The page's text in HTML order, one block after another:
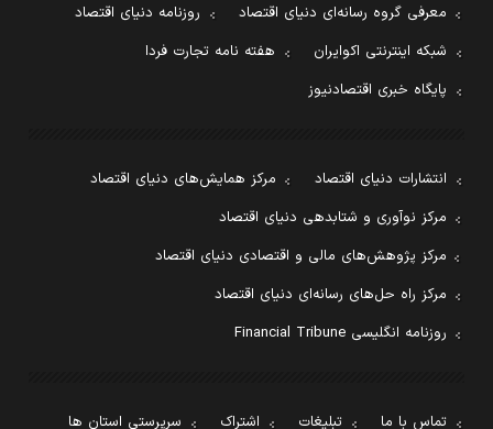
معرفی گروه رسانه‌ای دنیای اقتصاد
روزنامه دنیای اقتصاد
شبکه اینترنتی اکوایران
هفته نامه تجارت فردا
پایگاه خبری اقتصادنیوز
انتشارات دنیای اقتصاد
مرکز همایش‌های دنیای اقتصاد
مرکز نوآوری و شتابدهی دنیای اقتصاد
مرکز پژوهش‌های مالی و اقتصادی دنیای اقتصاد
مرکز راه حل‌های رسانه‌ای دنیای اقتصاد
روزنامه انگلیسی Financial Tribune
تماس با ما تبلیغات اشتراک سرپرستی استان ها